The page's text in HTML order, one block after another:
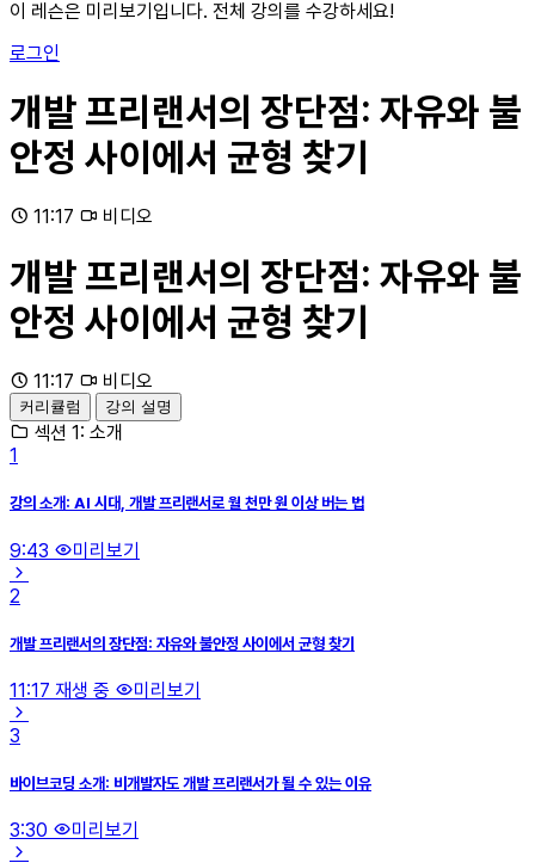
이 레슨은 미리보기입니다. 전체 강의를 수강하세요!
로그인
개발 프리랜서의 장단점: 자유와 불
안정 사이에서 균형 찾기
11:17 비디오
개발 프리랜서의 장단점: 자유와 불
안정 사이에서 균형 찾기
11:17 비디오
커리큘럼 강의 설명
섹션 1: 소개
1
강의 소개: AI 시대, 개발 프리랜서로 월 천만 원 이상 버는 법
9:43
미리보기
2
개발 프리랜서의 장단점: 자유와 불안정 사이에서 균형 찾기
11:17 재생 중
미리보기
3
바이브코딩 소개: 비개발자도 개발 프리랜서가 될 수 있는 이유
3:30
미리보기